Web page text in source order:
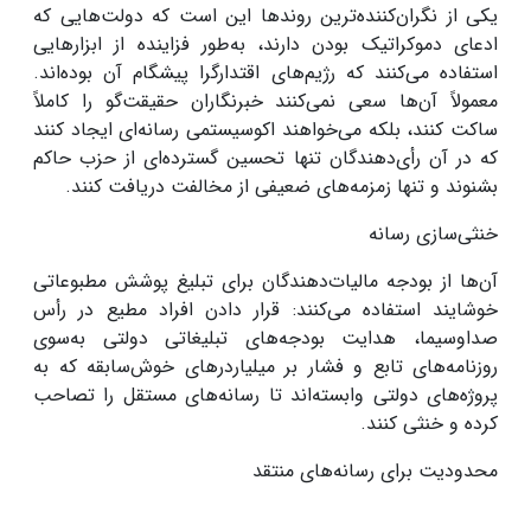
یکی از نگران‌کننده‌ترین روندها این است که دولت‌هایی که
ادعای دموکراتیک بودن دارند، به‌طور فزاینده از ابزارهایی
استفاده می‌کنند که رژیم‌های اقتدارگرا پیشگام آن بوده‌اند.
معمولاً آن‌ها سعی نمی‌کنند خبرنگاران حقیقت‌گو را کاملاً
ساکت کنند، بلکه می‌خواهند اکوسیستمی رسانه‌ای ایجاد کنند
که در آن رأی‌دهندگان تنها تحسین گسترده‌ای از حزب حاکم
بشنوند و تنها زمزمه‌های ضعیفی از مخالفت دریافت کنند.
خنثی‌سازی رسانه
آن‌ها از بودجه مالیات‌دهندگان برای تبلیغ پوشش مطبوعاتی
خوشایند استفاده می‌کنند: قرار دادن افراد مطیع در رأس
صداوسیما، هدایت بودجه‌های تبلیغاتی دولتی به‌سوی
روزنامه‌های تابع و فشار بر میلیاردرهای خوش‌سابقه که به
پروژه‌های دولتی وابسته‌اند تا رسانه‌های مستقل را تصاحب
کرده و خنثی کنند.
محدودیت‌ برای رسانه‌های منتقد